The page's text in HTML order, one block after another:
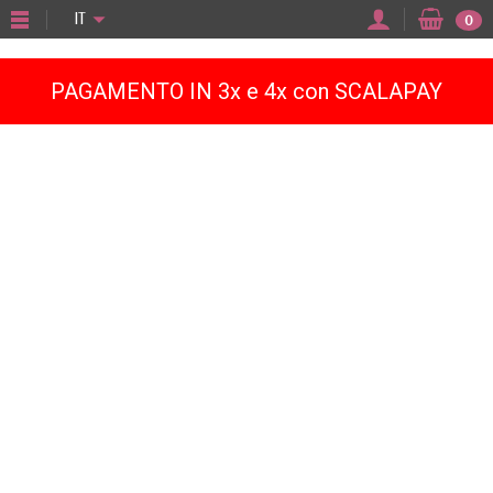
PAGAMENTO IN 3x e 4x con SCALAPAY
IT 0